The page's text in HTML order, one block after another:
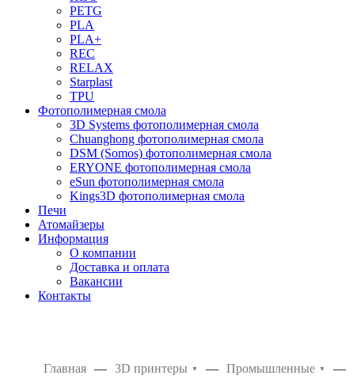
PETG
PLA
PLA+
REC
RELAX
Starplast
TPU
Фотополимерная смола
3D Systems фотополимерная смола
Chuanghong фотополимерная смола
DSM (Somos) фотополимерная смола
ERYONE фотополимерная смола
eSun фотополимерная смола
Kings3D фотополимерная смола
Печи
Атомайзеры
Информация
О компании
Доставка и оплата
Вакансии
Контакты
Главная — 3D принтеры ▼ — Промышленные ▼ —